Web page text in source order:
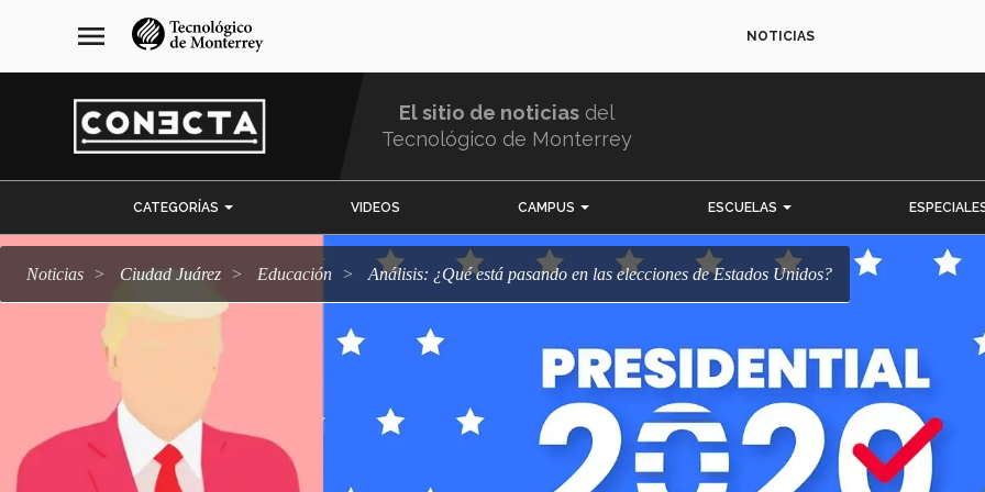
navegación
principal
menu NOTICIAS
El sitio de noticias del
Tecnológico de Monterrey
CATEGORÍAS VIDEOS CAMPUS ESCUELAS
Noticias Ciudad Juárez Educación Análisis: ¿Qué está pasando en las elecciones de Estados Unidos?